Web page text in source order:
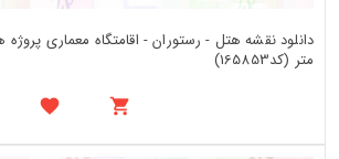
متر (کد165853)